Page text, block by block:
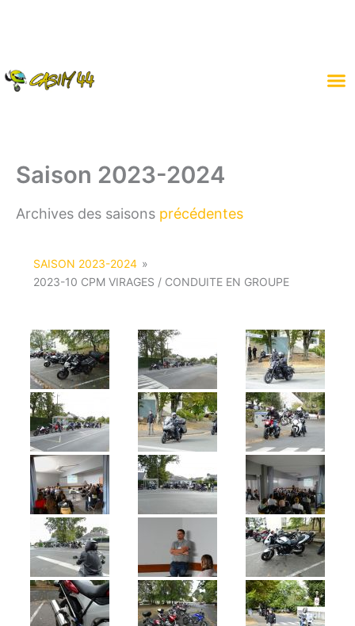
Saison 2023-2024
Archives des saisons précédentes
SAISON 2023-2024 »
2023-10 CPM VIRAGES / CONDUITE EN GROUPE